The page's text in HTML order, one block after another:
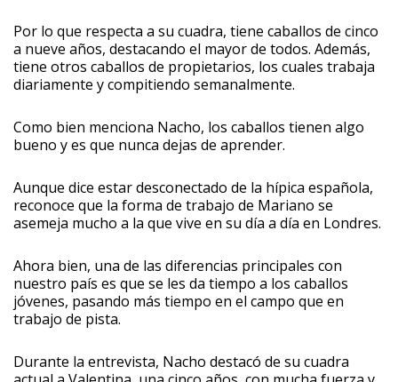
Por lo que respecta a su cuadra, tiene caballos de cinco
a nueve años, destacando el mayor de todos. Además,
tiene otros caballos de propietarios, los cuales trabaja
diariamente y compitiendo semanalmente.
Como bien menciona Nacho, los caballos tienen algo
bueno y es que nunca dejas de aprender.
Aunque dice estar desconectado de la hípica española,
reconoce que la forma de trabajo de Mariano se
asemeja mucho a la que vive en su día a día en Londres.
Ahora bien, una de las diferencias principales con
nuestro país es que se les da tiempo a los caballos
jóvenes, pasando más tiempo en el campo que en
trabajo de pista.
Durante la entrevista, Nacho destacó de su cuadra